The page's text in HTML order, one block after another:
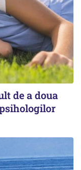
de a doua